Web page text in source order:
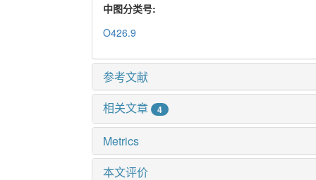
中图分类号:
O426.9
参考文献
相关文章
4
Metrics
本文评价